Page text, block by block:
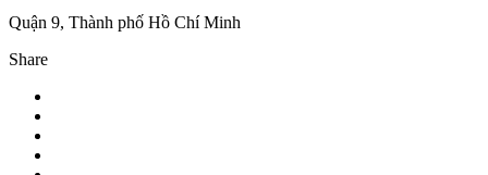
Quận 9, Thành phố Hồ Chí Minh
Share